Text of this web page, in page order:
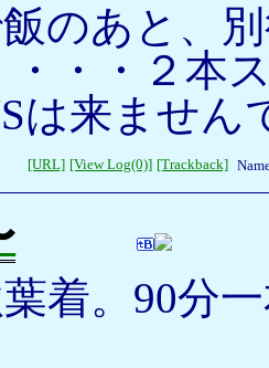
のあと、
・・２本
は来ません
[URL] [View Log(0)] [Trackback]
葉着。90分